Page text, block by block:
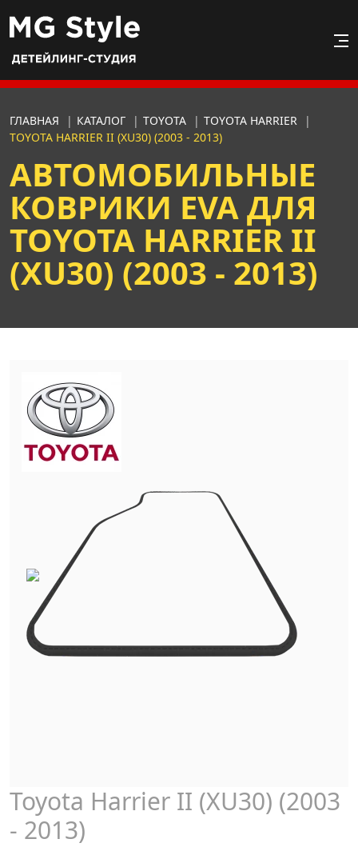
ГЛАВНАЯ | КАТАЛОГ | TOYOTA | TOYOTA HARRIER
|
TOYOTA HARRIER II (XU30) (2003 - 2013)
АВТОМОБИЛЬНЫЕ
КОВРИКИ EVA ДЛЯ
TOYOTA HARRIER II
(XU30) (2003 - 2013)
Toyota Harrier II (XU30) (2003
- 2013)